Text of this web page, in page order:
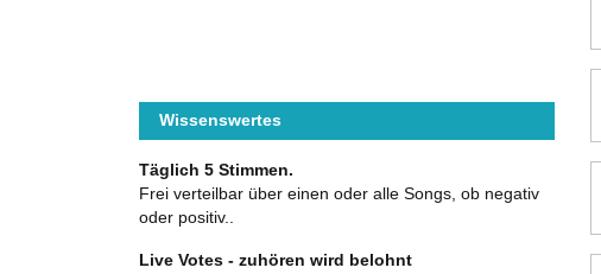
Wissenswertes
Täglich 5 Stimmen.
Frei verteilbar über einen oder alle Songs, ob negativ
oder positiv..
Live Votes - zuhören wird belohnt